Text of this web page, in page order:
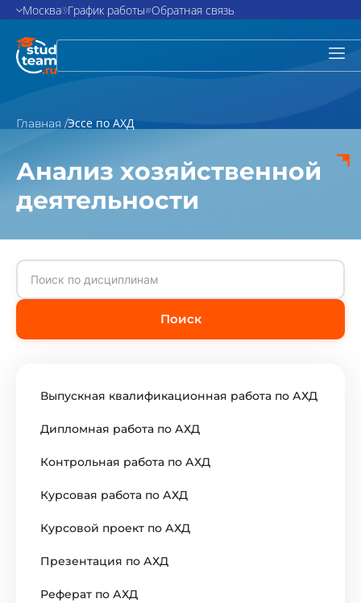
Москва График работы Обратная связь
Главная /Эссе по АХД
Анализ хозяйственной
деятельности
Поиск
Выпускная квалификационная работа по АХД
Дипломная работа по АХД
Контрольная работа по АХД
Курсовая работа по АХД
Курсовой проект по АХД
Презентация по АХД
Реферат по АХД